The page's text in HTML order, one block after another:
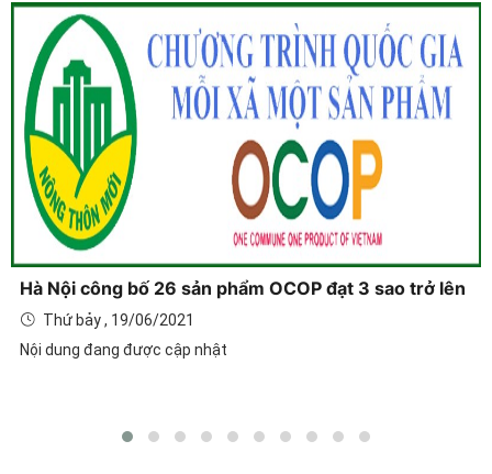
Hà Nội công bố 26 sản phẩm OCOP đạt 3 sao trở lên
Thứ bảy , 19/06/2021
Nội dung đang được cập nhật